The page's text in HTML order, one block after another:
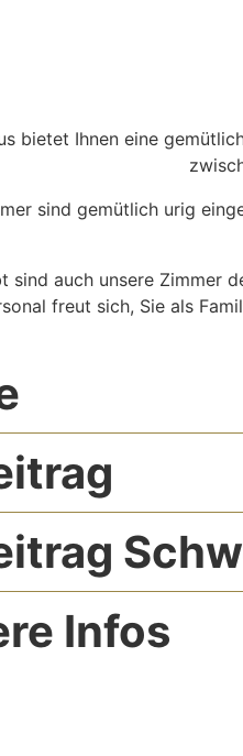
bietet Ihnen eine
sind gemütlich urig
sind auch unsere Zimmer
freut sich, Sie als
Infos